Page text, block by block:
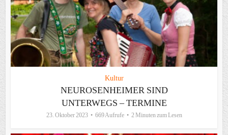
Kultur
NEUROSENHEIMER SIND
UNTERWEGS – TERMINE
23. Oktober 2023 669 Aufrufe 2 Minuten zum Lesen